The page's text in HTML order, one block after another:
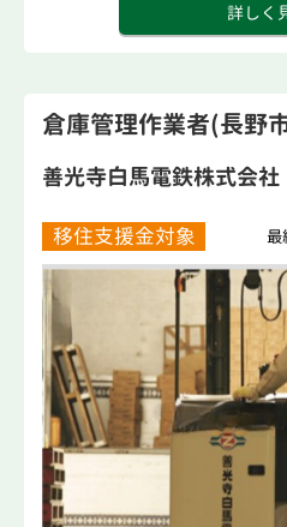
詳しく
倉庫管理作業者(長野
善光寺白馬電鉄株式会社
移住支援金対象 最